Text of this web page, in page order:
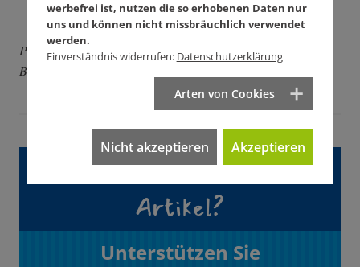
Peter Grohmann ist Kabarettist und Initiator des
Bürgerprojekts Die Anstifter.
Gefällt Ihnen dieser
Artikel?
Unterstützen Sie
werbefrei ist, nutzen die so erhobenen Daten nur
uns und können nicht missbräuchlich verwendet
werden.
Einverständnis widerrufen: Datenschutzerklärung
Arten von Cookies
Nicht akzeptieren Akzeptieren